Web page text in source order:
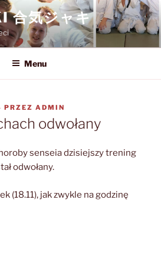
合気ジャキ
Menu
PRZEZ ADMIN
odwołany
senseia dzisiejszy trening
odwołany.
(18.11), jak zwykle na godzinę